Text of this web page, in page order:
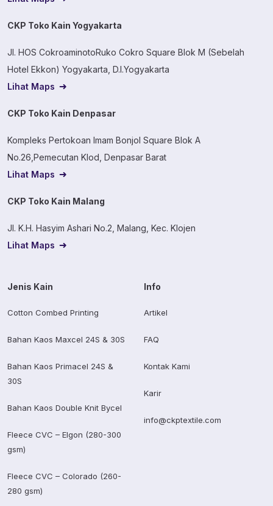
CKP Toko Kain Yogyakarta
Jl. HOS CokroaminotoRuko Cokro Square Blok M (Sebelah
Hotel Ekkon) Yogyakarta, D.I.Yogyakarta
Lihat Maps
CKP Toko Kain Denpasar
Kompleks Pertokoan Imam Bonjol Square Blok A
No.26,Pemecutan Klod, Denpasar Barat
Lihat Maps
CKP Toko Kain Malang
Jl. K.H. Hasyim Ashari No.2, Malang, Kec. Klojen
Lihat Maps
Jenis Kain
Cotton Combed Printing
Bahan Kaos Maxcel 24S & 30S
Bahan Kaos Primacel 24S &
30S
Bahan Kaos Double Knit Bycel
Fleece CVC – Elgon (280-300
gsm)
Fleece CVC – Colorado (260-
280 gsm)
Info
Artikel
FAQ
Kontak Kami
Karir
info@ckptextile.com